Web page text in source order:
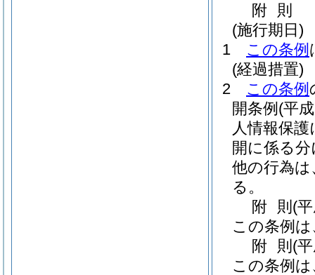
附 則
(施行期日)
1
この条例
(経過措置)
2
この条例
開条例 (平
人情報保
開に係る
他の行為は
る。
附 則 (
この条例
附 則 (
この条例